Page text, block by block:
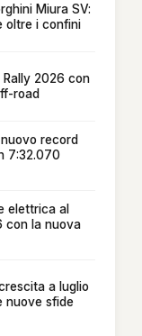
Miura SV:
oltre i confini
Rally 2026 con
road
record
7:32.070
elettrica al
con la nuova
a luglio
nuove sfide